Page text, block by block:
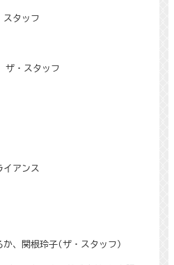
スタッフ
ザ・スタッフ
イアンス
か、関根玲子(ザ・スタッフ)